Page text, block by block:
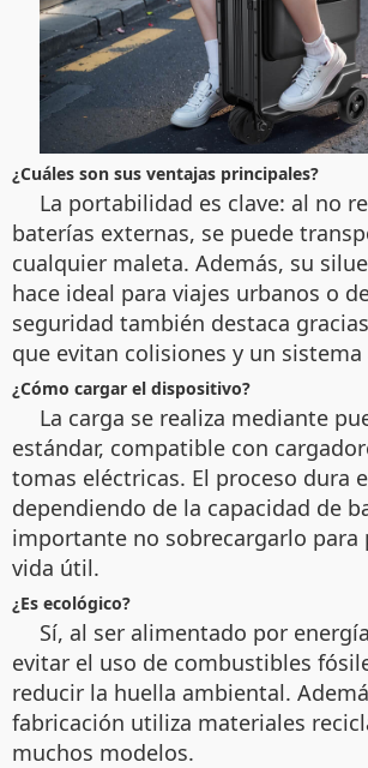
¿Cuáles son sus ventajas principales?
La portabilidad es clave: al no
baterías externas, se puede
cualquier maleta. Además, su
hace ideal para viajes urbanos o
seguridad también destaca
que evitan colisiones y un
¿Cómo cargar el dispositivo?
La carga se realiza mediante
estándar, compatible con
tomas eléctricas. El proceso dura
dependiendo de la capacidad de
importante no sobrecargarlo para
vida útil.
¿Es ecológico?
Sí, al ser alimentado por
evitar el uso de combustibles
reducir la huella ambiental.
fabricación utiliza materiales
muchos modelos.